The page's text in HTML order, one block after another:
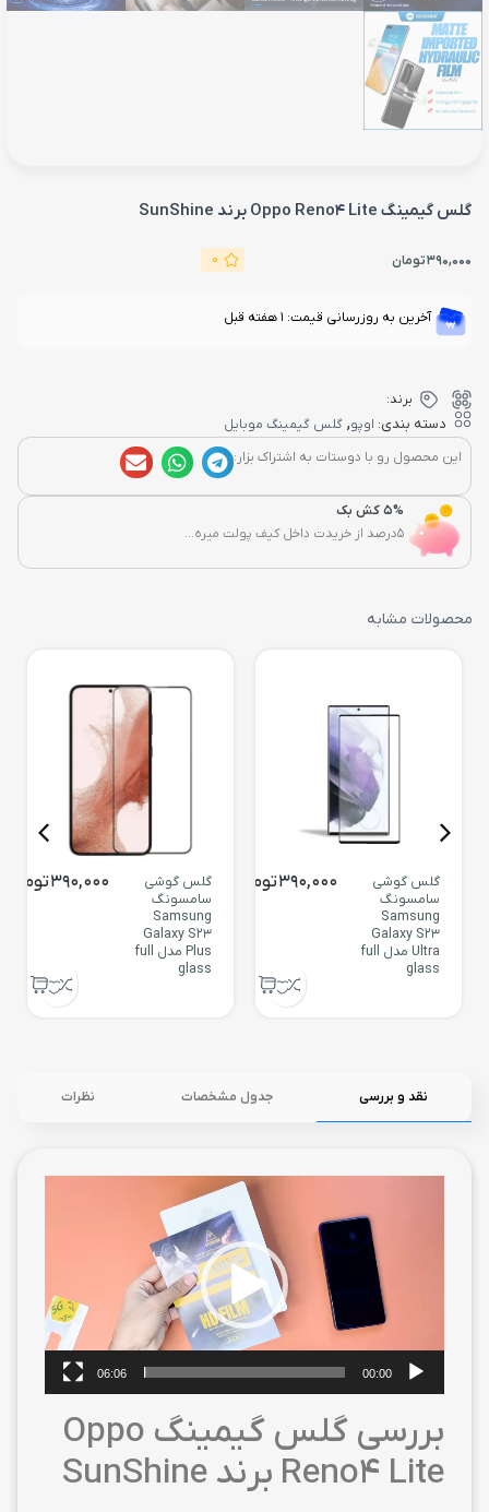
گلس گیمینگ Oppo Reno4 Lite برند SunShine
390,000تومان 0
آخرین به روزرسانی قیمت: 1 هفته قبل
برند:
دسته بندی: اوپو, گلس گیمینگ موبایل
این محصول رو با دوستات به اشتراک بزار:
5% کش بک
5درصد از خریدت داخل کیف پولت میره...
محصولات مشابه
گلس گوشی
سامسونگ
Samsung
Galaxy S23
Ultra مدل full
glass
390,000تومان
گلس گوشی
سامسونگ
Samsung
Galaxy S23
Plus مدل full
glass
390,000تومان
نقد و بررسی جدول مشخصات نظرات
00:00
06:06
بررسی گلس گیمینگ Oppo
Reno4 Lite برند SunShine